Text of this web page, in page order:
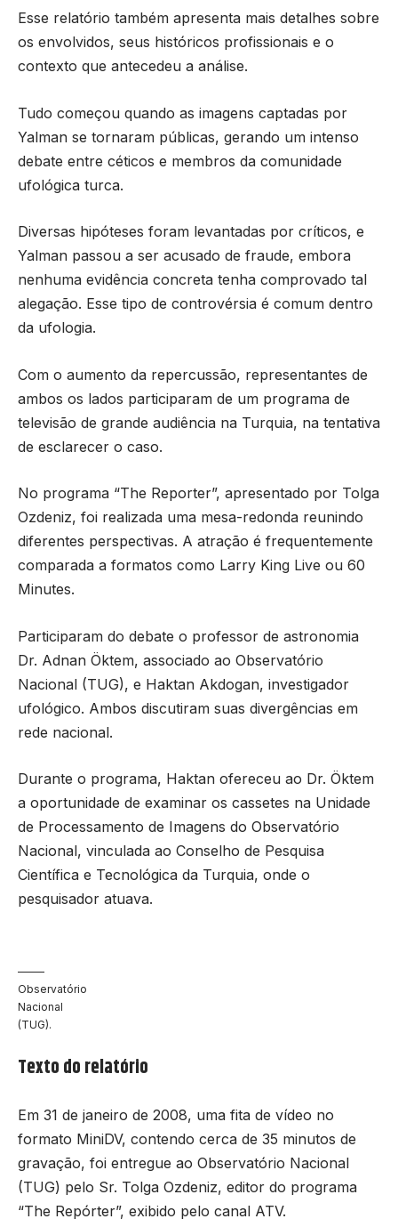
Esse relatório também apresenta mais detalhes sobre
os envolvidos, seus históricos profissionais e o
contexto que antecedeu a análise.
Tudo começou quando as imagens captadas por
Yalman se tornaram públicas, gerando um intenso
debate entre céticos e membros da comunidade
ufológica turca.
Diversas hipóteses foram levantadas por críticos, e
Yalman passou a ser acusado de fraude, embora
nenhuma evidência concreta tenha comprovado tal
alegação. Esse tipo de controvérsia é comum dentro
da ufologia.
Com o aumento da repercussão, representantes de
ambos os lados participaram de um programa de
televisão de grande audiência na Turquia, na tentativa
de esclarecer o caso.
No programa “The Reporter”, apresentado por Tolga
Ozdeniz, foi realizada uma mesa-redonda reunindo
diferentes perspectivas. A atração é frequentemente
comparada a formatos como Larry King Live ou 60
Minutes.
Participaram do debate o professor de astronomia
Dr. Adnan Öktem, associado ao Observatório
Nacional (TUG), e Haktan Akdogan, investigador
ufológico. Ambos discutiram suas divergências em
rede nacional.
Durante o programa, Haktan ofereceu ao Dr. Öktem
a oportunidade de examinar os cassetes na Unidade
de Processamento de Imagens do Observatório
Nacional, vinculada ao Conselho de Pesquisa
Científica e Tecnológica da Turquia, onde o
pesquisador atuava.
Observatório
Nacional
(TUG).
Texto do relatório
Em 31 de janeiro de 2008, uma fita de vídeo no
formato MiniDV, contendo cerca de 35 minutos de
gravação, foi entregue ao Observatório Nacional
(TUG) pelo Sr. Tolga Ozdeniz, editor do programa
“The Repórter”, exibido pelo canal ATV.